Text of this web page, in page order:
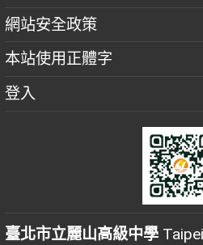
網站安全政策
本站使用正體字
登入
臺北市立麗山高級中學